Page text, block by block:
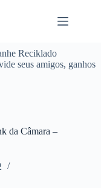
Reciklado
seus amigos, ganhos
da Câmara –